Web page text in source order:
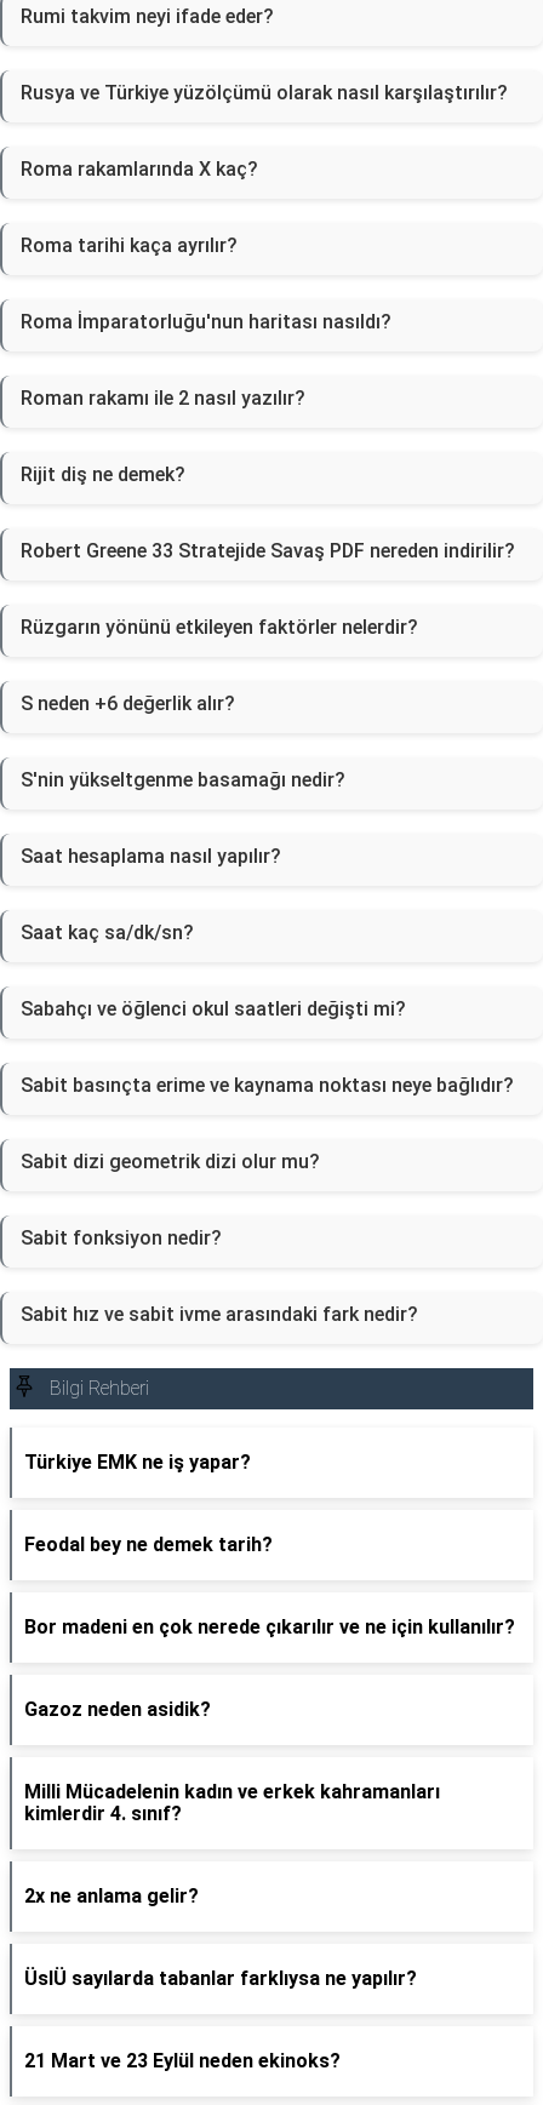
Rumi takvim neyi ifade eder?
Rusya ve Türkiye yüzölçümü olarak nasıl karşılaştırılır?
Roma rakamlarında X kaç?
Roma tarihi kaça ayrılır?
Roma İmparatorluğu'nun haritası nasıldı?
Roman rakamı ile 2 nasıl yazılır?
Rijit diş ne demek?
Robert Greene 33 Stratejide Savaş PDF nereden indirilir?
Rüzgarın yönünü etkileyen faktörler nelerdir?
S neden +6 değerlik alır?
S'nin yükseltgenme basamağı nedir?
Saat hesaplama nasıl yapılır?
Saat kaç sa/dk/sn?
Sabahçı ve öğlenci okul saatleri değişti mi?
Sabit basınçta erime ve kaynama noktası neye bağlıdır?
Sabit dizi geometrik dizi olur mu?
Sabit fonksiyon nedir?
Sabit hız ve sabit ivme arasındaki fark nedir?
Bilgi Rehberi
Türkiye EMK ne iş yapar?
Feodal bey ne demek tarih?
Bor madeni en çok nerede çıkarılır ve ne için kullanılır?
Gazoz neden asidik?
Milli Mücadelenin kadın ve erkek kahramanları
kimlerdir 4. sınıf?
2x ne anlama gelir?
ÜslÜ sayılarda tabanlar farklıysa ne yapılır?
21 Mart ve 23 Eylül neden ekinoks?